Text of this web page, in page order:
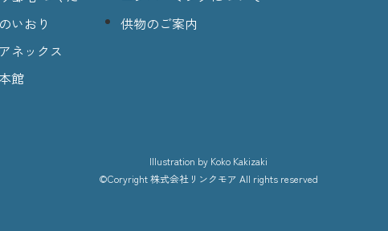
いおり
ネックス
館
供物のご案内
lllustration by Koko Kakizaki
©Coryright 株式会社リンクモア All rights reserved